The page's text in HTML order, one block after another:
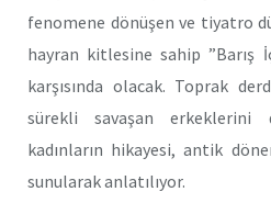
fenomene dönüşen ve tiyatro
hayran kitlesine sahip ”Barış
karşısında olacak. Toprak
sürekli savaşan erkeklerini
kadınların hikayesi, antik
sunularak anlatılıyor.